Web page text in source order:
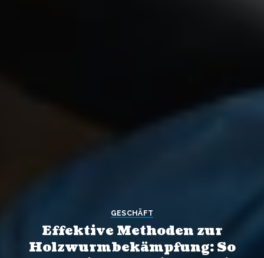
GESCHÄFT
Effektive Methoden zur
Holzwurmbekämpfung: So